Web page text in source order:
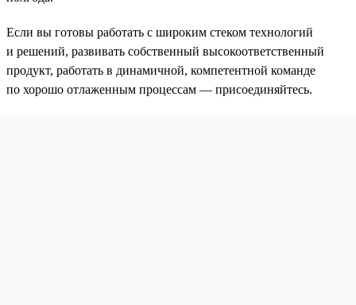
Если вы готовы работать с широким стеком технологий
и решений, развивать собственный высокоответственный
продукт, работать в динамичной, компетентной команде
по хорошо отлаженным процессам — присоединяйтесь.